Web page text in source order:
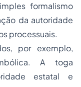
formalismo
da autoridade
processuais.
por exemplo,
A toga
estatal e